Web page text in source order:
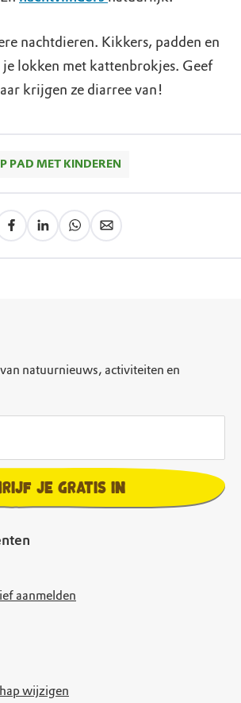
nachtdieren. Kikkers, padden en
je lokken met kattenbrokjes. Geef
krijgen ze diarree van!
PAD MET KINDEREN
aanmelden
wijzigen
natuurnieuws, activiteiten en
je gratis in